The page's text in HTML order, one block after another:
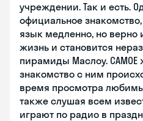
учреждении. Так и есть.
официальное
язык медленно, но верно
жизнь и становится
пирамиды Маслоу. САМОЕ
знакомство с ним
время просмотра
также слушая всем
играют по радио в